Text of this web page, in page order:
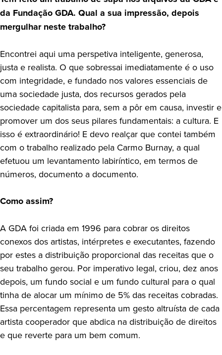
da Fundação GDA. Qual a sua impressão, depois
mergulhar neste trabalho?
Encontrei aqui uma perspetiva inteligente, generosa,
justa e realista. O que sobressai imediatamente é o uso
com integridade, e fundado nos valores essenciais de
uma sociedade justa, dos recursos gerados pela
sociedade capitalista para, sem a pôr em causa, investir e
promover um dos seus pilares fundamentais: a cultura. E
isso é extraordinário! E devo realçar que contei também
com o trabalho realizado pela Carmo Burnay, a qual
efetuou um levantamento labiríntico, em termos de
números, documento a documento.
Como assim?
A GDA foi criada em 1996 para cobrar os direitos
conexos dos artistas, intérpretes e executantes, fazendo
por estes a distribuição proporcional das receitas que o
seu trabalho gerou. Por imperativo legal, criou, dez anos
depois, um fundo social e um fundo cultural para o qual
tinha de alocar um mínimo de 5% das receitas cobradas.
Essa percentagem representa um gesto altruísta de cada
artista cooperador que abdica na distribuição de direitos
e que reverte para um bem comum.